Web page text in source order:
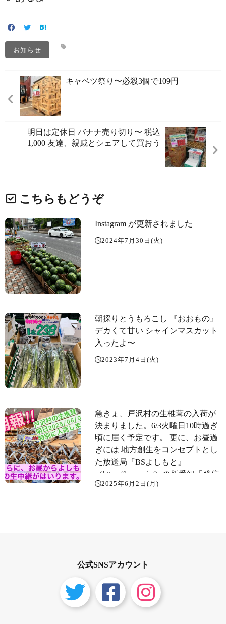
お知らせ
キャベツ祭り〜必殺3個で109円️
明日は定休日️ バナナ売り切り〜 税込
1,000 友達、親戚とシェアして買おう
こちらもどうぞ
Instagram が更新されました
2024年7月30日(火)
朝採りとうもろこし 『おおもの』
デカくて甘い️ シャインマスカット
入ったよ〜️
2023年7月4日(火)
急きょ、戸沢村の生椎茸の入荷が
決まりました。6/3火曜日10時過ぎ
頃に届く予定です。 更に、お昼過
ぎには 地方創生をコンセプトとし
た放送局『BSよしもと』
（https://bsy.co.jp/）の新番組「発信
Live ジモトノチカラ！」の企画に
2025年6月2日(月)
公式SNSアカウント